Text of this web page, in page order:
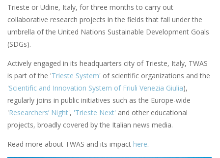
Trieste or Udine, Italy, for three months to carry out
collaborative research projects in the fields that fall under the
umbrella of the United Nations Sustainable Development Goals
(SDGs).
Actively engaged in its headquarters city of Trieste, Italy, TWAS
is part of the 'Trieste System' of scientific organizations and the
'Scientific and Innovation System of Friuli Venezia Giulia),
regularly joins in public initiatives such as the Europe-wide
'Researchers’ Night', 'Trieste Next' and other educational
projects, broadly covered by the Italian news media.
Read more about TWAS and its impact here.